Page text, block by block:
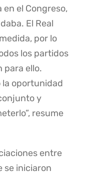
en el Congreso,
El Real
por lo
los partidos
para ello.
la oportunidad
y
resume
entre
se iniciaron